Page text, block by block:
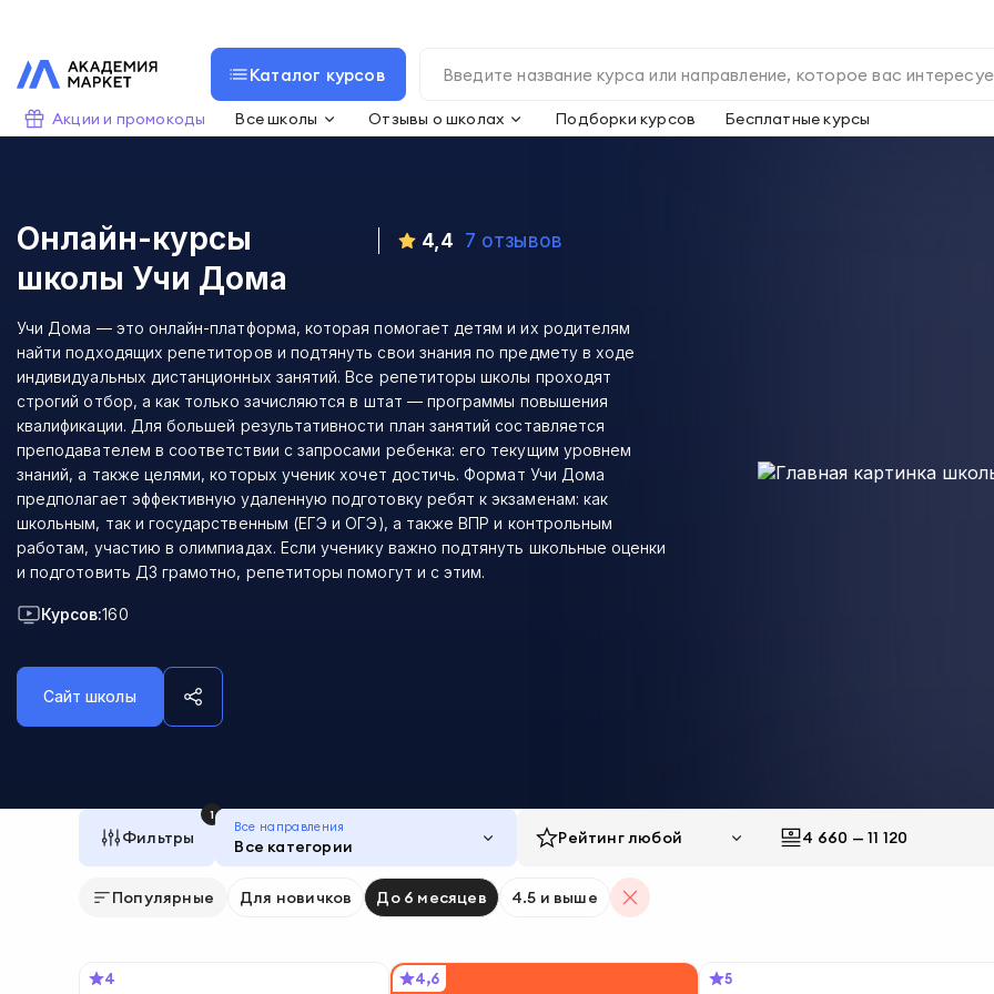
Каталог курсов
Акции и промокоды Все школы Отзывы о школах Подборки курсов Бесплатные курсы
Онлайн-курсы
школы Учи Дома
4,4 7 отзывов
Учи Дома — это онлайн-платформа, которая помогает детям и их родителям
найти подходящих репетиторов и подтянуть свои знания по предмету в ходе
индивидуальных дистанционных занятий. Все репетиторы школы проходят
строгий отбор, а как только зачисляются в штат — программы повышения
квалификации. Для большей результативности план занятий составляется
преподавателем в соответствии с запросами ребенка: его текущим уровнем
знаний, а также целями, которых ученик хочет достичь. Формат Учи Дома
предполагает эффективную удаленную подготовку ребят к экзаменам: как
школьным, так и государственным (ЕГЭ и ОГЭ), а также ВПР и контрольным
работам, участию в олимпиадах. Если ученику важно подтянуть школьные оценки
и подготовить ДЗ грамотно, репетиторы помогут и с этим.
Курсов:160
Сайт школы
Фильтры
1
Все направления
Все категории Рейтинглюбой 4 660 — 11 120
Популярные Для новичков До 6 месяцев 4.5 и выше
4 4,6 5